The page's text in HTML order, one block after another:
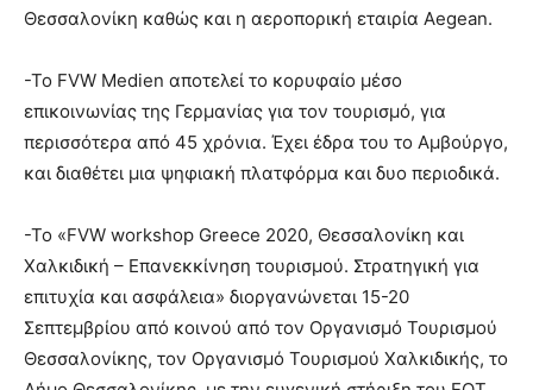
Θεσσαλονίκη καθώς και η αεροπορική εταιρία Aegean.
-Το FVW Medien αποτελεί το κορυφαίο μέσο
επικοινωνίας της Γερμανίας για τον τουρισμό, για
περισσότερα από 45 χρόνια. Έχει έδρα του το Αμβούργο,
και διαθέτει μια ψηφιακή πλατφόρμα και δυο περιοδικά.
-Το «FVW workshop Greece 2020, Θεσσαλονίκη και
Χαλκιδική – Επανεκκίνηση τουρισμού. Στρατηγική για
επιτυχία και ασφάλεια» διοργανώνεται 15-20
Σεπτεμβρίου από κοινού από τον Οργανισμό Τουρισμού
Θεσσαλονίκης, τον Οργανισμό Τουρισμού Χαλκιδικής, το